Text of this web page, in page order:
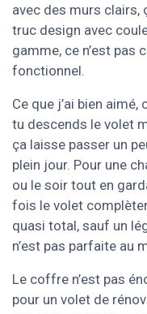
avec des murs clairs,
truc design avec
gamme, ce n’est pas
fonctionnel.
Ce que j’ai bien aimé,
tu descends le volet
ça laisse passer un
plein jour. Pour une
ou le soir tout en
fois le volet
quasi total, sauf un
n’est pas parfaite au
Le coffre n’est pas
pour un volet de